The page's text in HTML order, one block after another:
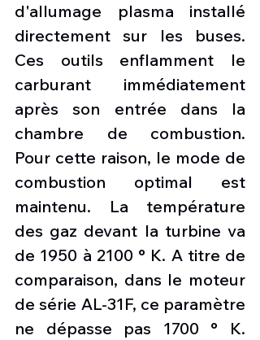
d'allumage plasma installé
directement sur les buses.
Ces outils enflamment le
carburant immédiatement
après son entrée dans la
chambre de combustion.
Pour cette raison, le mode de
combustion optimal est
maintenu. La température
des gaz devant la turbine va
de 1950 à 2100 ° K. A titre de
comparaison, dans le moteur
de série AL-31F, ce paramètre
ne dépasse pas 1700 ° K.